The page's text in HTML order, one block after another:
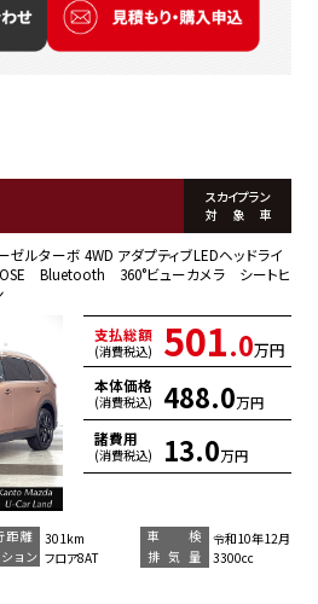
スカイプラン
対象車
ゼルターボ 4WD アダプティブLEDヘッドライ
Bluetooth 360°ビューカメラ シートヒ
支払総額
(消費税込) 501.0万円
本体価格
(消費税込) 488.0万円
諸費用
(消費税込) 13.0万円
距離 301km 車 検
令和10年12月
ョン フロア8AT 排気量
3300cc